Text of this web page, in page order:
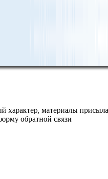
характер, материалы
обратной связи